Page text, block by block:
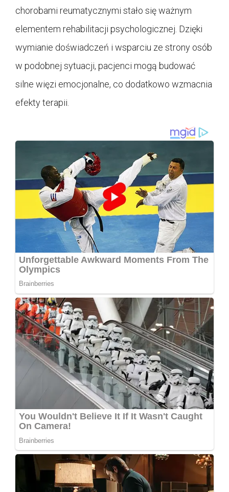
chorobami reumatycznymi stało się ważnym
elementem rehabilitacji psychologicznej. Dzięki
wymianie doświadczeń i wsparciu ze strony osób
w podobnej sytuacji, pacjenci mogą budować
silne więzi emocjonalne, co dodatkowo wzmacnia
efekty terapii.